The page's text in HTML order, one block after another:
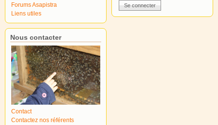
Forums Asapistra
Liens utiles
Nous contacter
Contact
Contactez nos référents